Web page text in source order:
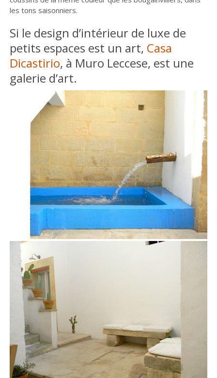
les tons saisonniers.
Si le design d’intérieur de luxe de
petits espaces est un art, Casa
Dicastirio, à Muro Leccese, est une
galerie d’art.